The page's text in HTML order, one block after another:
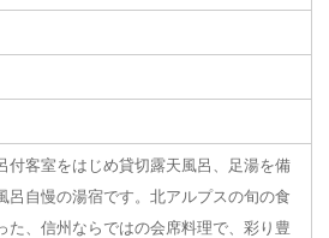
付客室をはじめ貸切露天風呂、足湯を備
呂自慢の湯宿です。北アルプスの旬の食
た、信州ならではの会席料理で、彩り豊